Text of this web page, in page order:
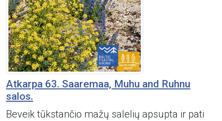
Atkarpa 63. Saaremaa, Muhu and Ruhnu
salos.
Beveik tūkstančio mažų salelių apsupta ir pati